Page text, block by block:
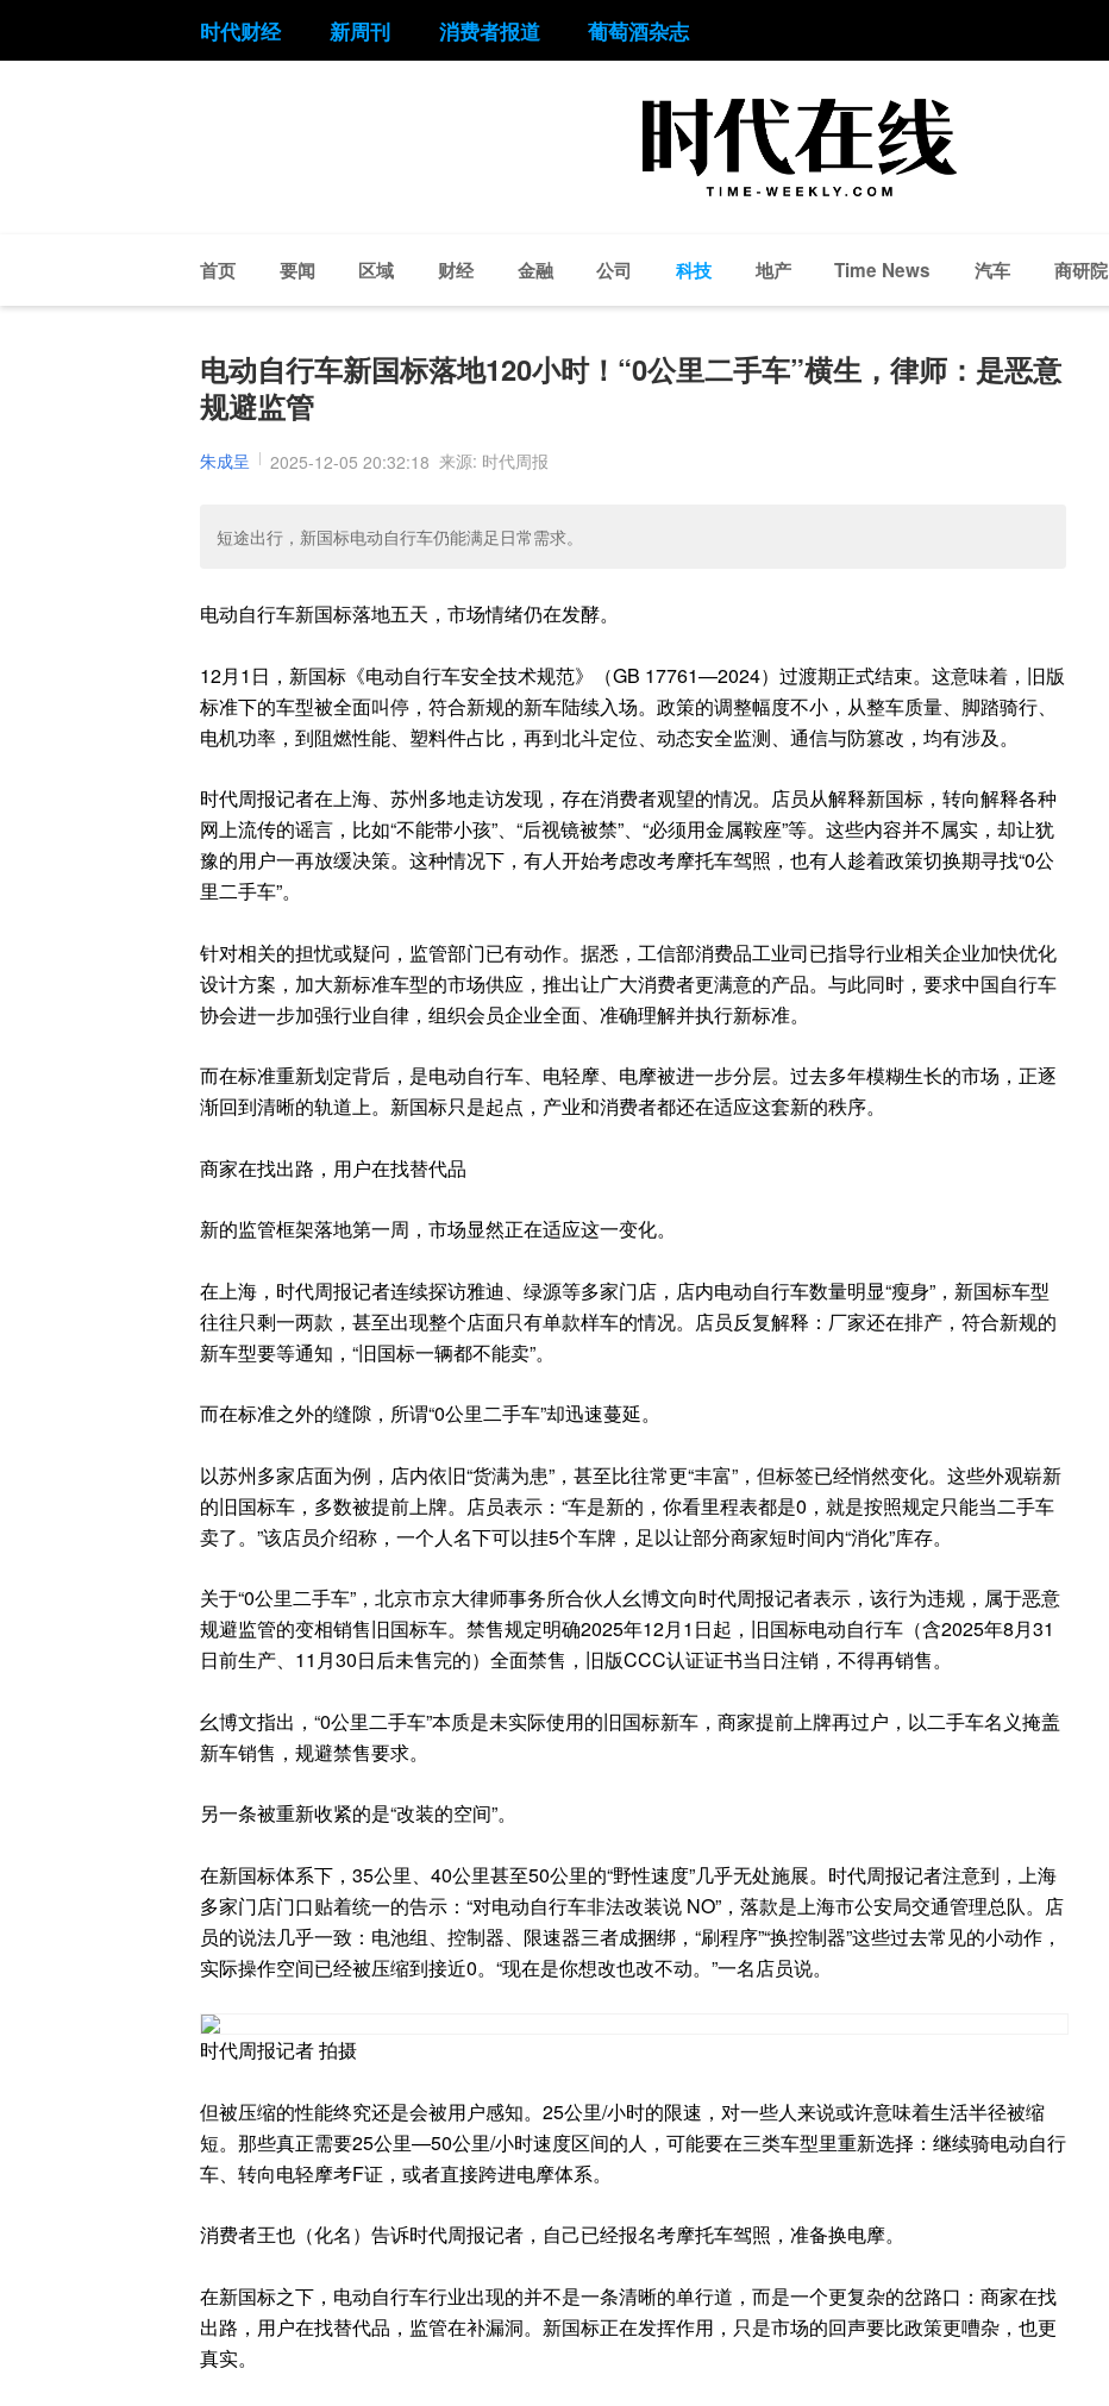
时代财经 新周刊 消费者报道 葡萄酒杂志
首页 要闻 区域 财经 金融 公司 科技 地产 Time News 汽车 商研院
电动自行车新国标落地120小时！“0公里二手车”横生，律师：是恶意
规避监管
朱成呈 2025-12-05 20:32:18 来源: 时代周报
短途出行，新国标电动自行车仍能满足日常需求。
电动自行车新国标落地五天，市场情绪仍在发酵。
12月1日，新国标《电动自行车安全技术规范》（GB 17761—2024）过渡期正式结束。这意味着，旧版
标准下的车型被全面叫停，符合新规的新车陆续入场。政策的调整幅度不小，从整车质量、脚踏骑行、
电机功率，到阻燃性能、塑料件占比，再到北斗定位、动态安全监测、通信与防篡改，均有涉及。
时代周报记者在上海、苏州多地走访发现，存在消费者观望的情况。店员从解释新国标，转向解释各种
网上流传的谣言，比如“不能带小孩”、“后视镜被禁”、“必须用金属鞍座”等。这些内容并不属实，却让犹
豫的用户一再放缓决策。这种情况下，有人开始考虑改考摩托车驾照，也有人趁着政策切换期寻找“0公
里二手车”。
针对相关的担忧或疑问，监管部门已有动作。据悉，工信部消费品工业司已指导行业相关企业加快优化
设计方案，加大新标准车型的市场供应，推出让广大消费者更满意的产品。与此同时，要求中国自行车
协会进一步加强行业自律，组织会员企业全面、准确理解并执行新标准。
而在标准重新划定背后，是电动自行车、电轻摩、电摩被进一步分层。过去多年模糊生长的市场，正逐
渐回到清晰的轨道上。新国标只是起点，产业和消费者都还在适应这套新的秩序。
商家在找出路，用户在找替代品
新的监管框架落地第一周，市场显然正在适应这一变化。
在上海，时代周报记者连续探访雅迪、绿源等多家门店，店内电动自行车数量明显“瘦身”，新国标车型
往往只剩一两款，甚至出现整个店面只有单款样车的情况。店员反复解释：厂家还在排产，符合新规的
新车型要等通知，“旧国标一辆都不能卖”。
而在标准之外的缝隙，所谓“0公里二手车”却迅速蔓延。
以苏州多家店面为例，店内依旧“货满为患”，甚至比往常更“丰富”，但标签已经悄然变化。这些外观崭新
的旧国标车，多数被提前上牌。店员表示：“车是新的，你看里程表都是0，就是按照规定只能当二手车
卖了。”该店员介绍称，一个人名下可以挂5个车牌，足以让部分商家短时间内“消化”库存。
关于“0公里二手车”，北京市京大律师事务所合伙人幺博文向时代周报记者表示，该行为违规，属于恶意
规避监管的变相销售旧国标车。禁售规定明确2025年12月1日起，旧国标电动自行车（含2025年8月31
日前生产、11月30日后未售完的）全面禁售，旧版CCC认证证书当日注销，不得再销售。
幺博文指出，“0公里二手车”本质是未实际使用的旧国标新车，商家提前上牌再过户，以二手车名义掩盖
新车销售，规避禁售要求。
另一条被重新收紧的是“改装的空间”。
在新国标体系下，35公里、40公里甚至50公里的“野性速度”几乎无处施展。时代周报记者注意到，上海
多家门店门口贴着统一的告示：“对电动自行车非法改装说 NO”，落款是上海市公安局交通管理总队。店
员的说法几乎一致：电池组、控制器、限速器三者成捆绑，“刷程序”“换控制器”这些过去常见的小动作，
实际操作空间已经被压缩到接近0。“现在是你想改也改不动。”一名店员说。
时代周报记者 拍摄
但被压缩的性能终究还是会被用户感知。25公里/小时的限速，对一些人来说或许意味着生活半径被缩
短。那些真正需要25公里—50公里/小时速度区间的人，可能要在三类车型里重新选择：继续骑电动自行
车、转向电轻摩考F证，或者直接跨进电摩体系。
消费者王也（化名）告诉时代周报记者，自己已经报名考摩托车驾照，准备换电摩。
在新国标之下，电动自行车行业出现的并不是一条清晰的单行道，而是一个更复杂的岔路口：商家在找
出路，用户在找替代品，监管在补漏洞。新国标正在发挥作用，只是市场的回声要比政策更嘈杂，也更
真实。